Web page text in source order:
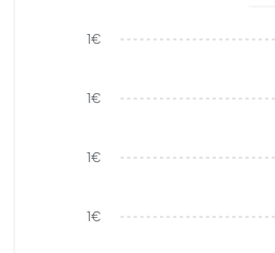
1€
1€
1€
1€